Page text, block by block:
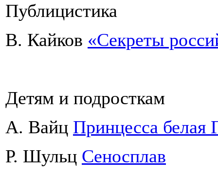
Публицистика
В. Кайков «Секреты
Детям и подросткам
А. Вайц Принцесса белая
Р. Шульц Сеносплав